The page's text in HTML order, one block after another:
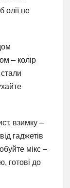
олії не
– колір
взимку –
гаджетів
мікс –
готові до